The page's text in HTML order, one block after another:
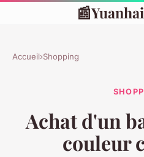
📰
Accueil›Shopping
Achat d'un
couleur